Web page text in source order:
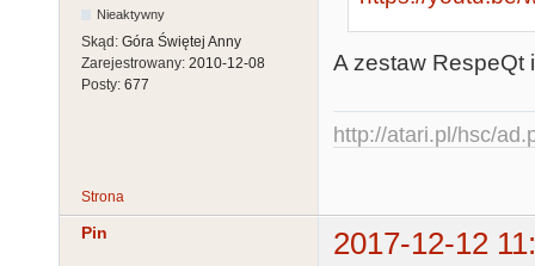
Nieaktywny
Skąd: Góra Świętej Anny
Zarejestrowany: 2010-12-08
Posty: 677
A zestaw RespeQt
http://atari.pl/hsc/
Strona
Pin
2017-12-12